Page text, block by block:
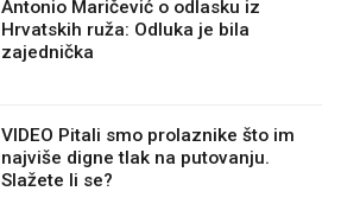
Antonio Maričević o odlasku iz
Hrvatskih ruža: Odluka je bila
zajednička
VIDEO Pitali smo prolaznike što im
najviše digne tlak na putovanju.
Slažete li se?